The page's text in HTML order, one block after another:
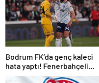
Bodrum FK’da genç kaleci
hata yaptı! Fenerbahçeli
futbolcular teselli etti